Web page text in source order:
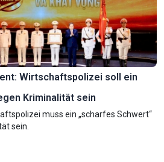
Wirtschaftspolizei soll ein
Kriminalität sein
muss ein „scharfes Schwert“
sein.